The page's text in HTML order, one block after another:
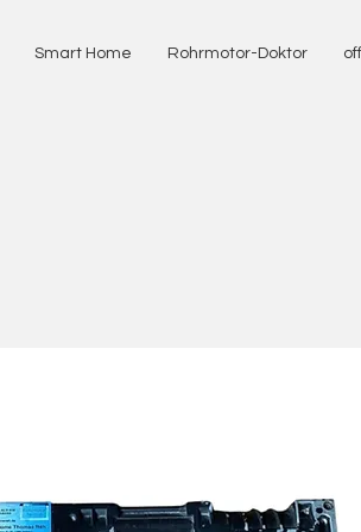
Smart Home Rohrmotor-Doktor